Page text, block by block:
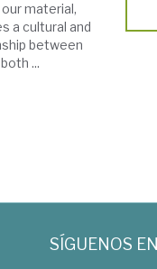
material,
a cultural and
between
...
SÍGUENOS EN